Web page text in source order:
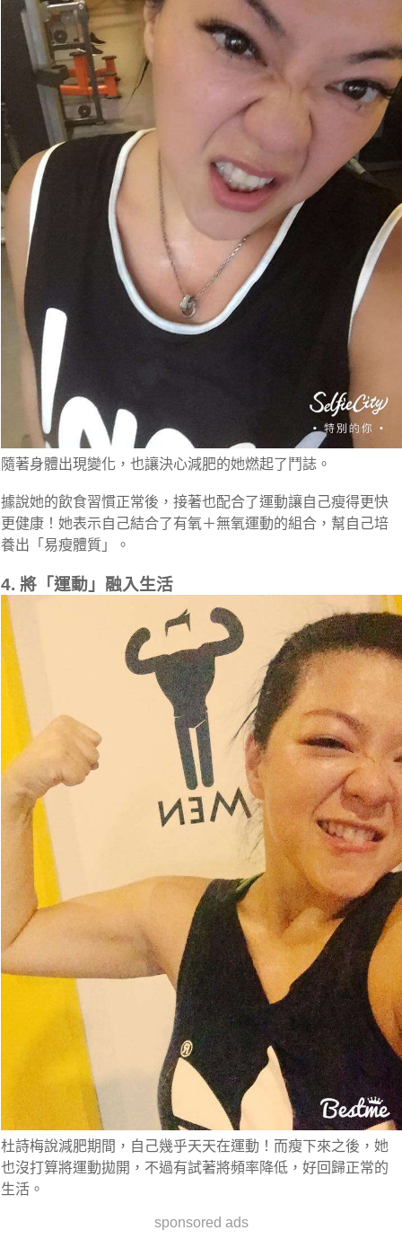
隨著身體出現變化，也讓決心減肥的她燃起了鬥誌。
據說她的飲食習慣正常後，接著也配合了運動讓自己瘦得更快
更健康！她表示自己結合了有氧＋無氧運動的組合，幫自己培
養出「易瘦體質」。
4. 將「運動」融入生活
杜詩梅說減肥期間，自己幾乎天天在運動！而瘦下來之後，她
也沒打算將運動拋開，不過有試著將頻率降低，好回歸正常的
生活。
sponsored ads